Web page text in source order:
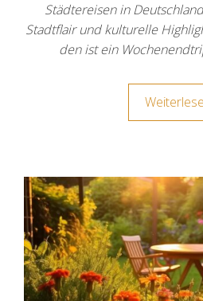
Städtereisen in
Stadtflair und kulturelle
den ist ein